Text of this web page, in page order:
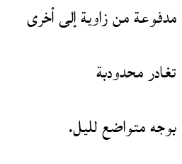
مدفوعة من زاوية إلى أخرى
تغادر محدودبة
بوجه متواضع لليل.